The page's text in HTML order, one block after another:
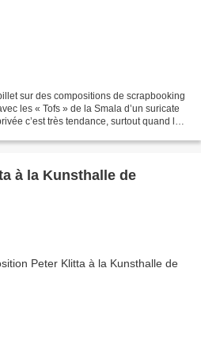
sur des compositions de scrapbooking
les « Tofs » de la Smala d’un suricate
c’est très tendance, surtout quand le
à la Kunsthalle de